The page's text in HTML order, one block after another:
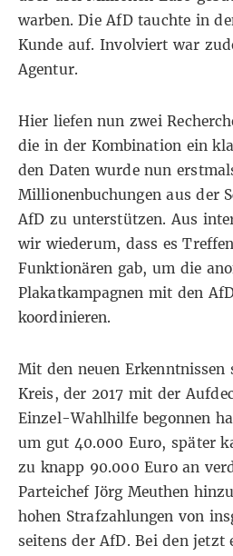
warben. Die AfD tauchte in
Kunde auf. Involviert war
Agentur.
Hier liefen nun zwei
die in der Kombination ein
den Daten wurde nun
Millionenbuchungen aus der
AfD zu unterstützen. Aus
wir wiederum, dass es
Funktionären gab, um die
Plakatkampagnen mit den
koordinieren.
Mit den neuen Erkenntnissen
Kreis, der 2017 mit der
Einzel-Wahlhilfe begonnen
um gut 40.000 Euro, später
zu knapp 90.000 Euro an
Parteichef Jörg Meuthen
hohen Strafzahlungen von
seitens der AfD. Bei den jetzt